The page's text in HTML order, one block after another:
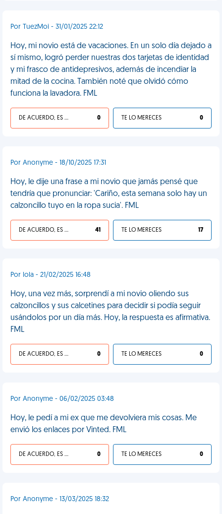
Por TuezMoi - 31/01/2025 22:12
Hoy, mi novio está de vacaciones. En un solo día dejado a
sí mismo, logró perder nuestras dos tarjetas de identidad
y mi frasco de antidepresivos, además de incendiar la
mitad de la cocina. También noté que olvidó cómo
funciona la lavadora. FML
DE ACUERDO, ES UNA VIDA HP 0 TE LO MERECES 0
Por Anonyme - 18/10/2025 17:31
Hoy, le dije una frase a mi novio que jamás pensé que
tendría que pronunciar: 'Cariño, esta semana solo hay un
calzoncillo tuyo en la ropa sucia'. FML
DE ACUERDO, ES UNA VIDA HP 41 TE LO MERECES 17
Por lola - 21/02/2025 16:48
Hoy, una vez más, sorprendí a mi novio oliendo sus
calzoncillos y sus calcetines para decidir si podía seguir
usándolos por un día más. Hoy, la respuesta es afirmativa.
FML
DE ACUERDO, ES UNA VIDA HP 0 TE LO MERECES 0
Por Anonyme - 06/02/2025 03:48
Hoy, le pedí a mi ex que me devolviera mis cosas. Me
envió los enlaces por Vinted. FML
DE ACUERDO, ES UNA VIDA HP 0 TE LO MERECES 0
Por Anonyme - 13/03/2025 18:32